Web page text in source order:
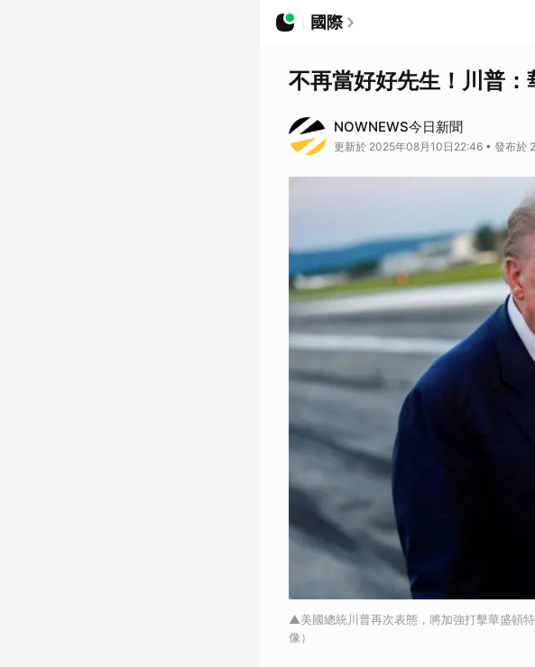
國際
不再當好好先生！川普
NOWNEWS今日新聞
更新於 2025年08月10日22:46 • 發布於
▲美國總統川普再次表態，將加強打擊華盛頓
像）